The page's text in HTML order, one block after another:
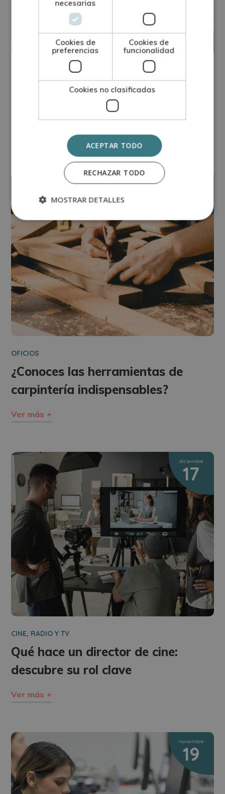
El tatuaje temporal: estilo sin
OFICIOS
¿Conoces las herramientas de
carpintería indispensables?
Ver más +
diciembre
17
CINE, RADIO Y TV
Qué hace un director de cine:
descubre su rol clave
Ver más +
noviembre
19
necesarias
Cookies de
preferencias
Cookies de
funcionalidad
Cookies no clasificadas
ACEPTAR TODO
RECHAZAR TODO
MOSTRAR DETALLES